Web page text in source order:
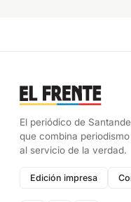
El periódico de
que combina
al servicio de la verdad.
Edición impresa